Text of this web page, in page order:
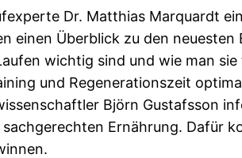
Dr. Matthias Marquardt
einen Überblick zu den
wichtig sind und wie man
und Regenerationszeit
Björn Gustafsson
Ernährung. Dafür